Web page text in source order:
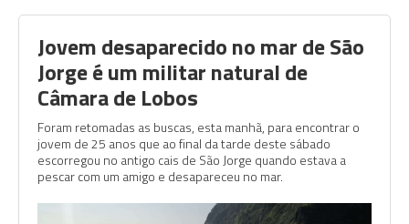
Jovem desaparecido no mar de São
Jorge é um militar natural de
Câmara de Lobos
Foram retomadas as buscas, esta manhã, para encontrar o
jovem de 25 anos que ao final da tarde deste sábado
escorregou no antigo cais de São Jorge quando estava a
pescar com um amigo e desapareceu no mar.